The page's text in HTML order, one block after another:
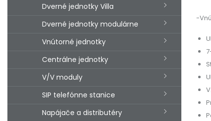
Dverné jednotky Villa
Dverné jednotky modulárne
Vnútorné jednotky
Centrálne jednotky
V/V moduly
SIP telefónne stanice
Napájače a distributéry
-